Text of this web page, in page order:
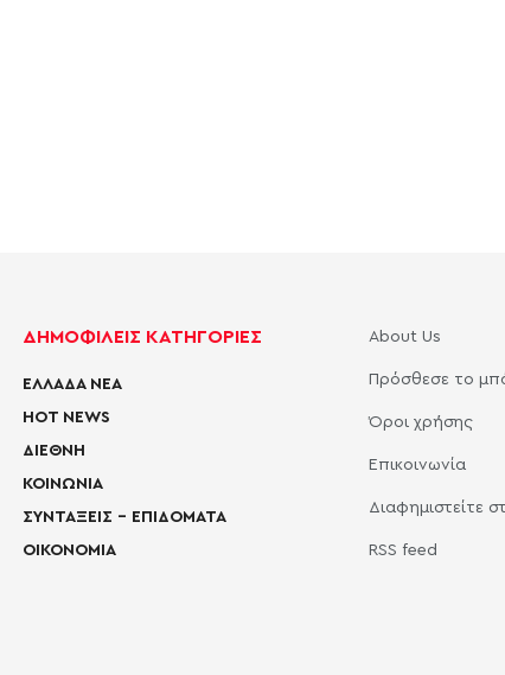
ΔΗΜΟΦΙΛΕΙΣ ΚΑΤΗΓΟΡΙΕΣ
ΕΛΛΑΔΑ ΝΕΑ
HOT NEWS
ΔΙΕΘΝΗ
ΚΟΙΝΩΝΙΑ
ΣΥΝΤΑΞΕΙΣ – ΕΠΙΔΟΜΑΤΑ
ΟΙΚΟΝΟΜΙΑ
About Us
Πρόσθεσε το
Όροι χρήσης
Επικοινωνία
Διαφημιστείτε
RSS feed